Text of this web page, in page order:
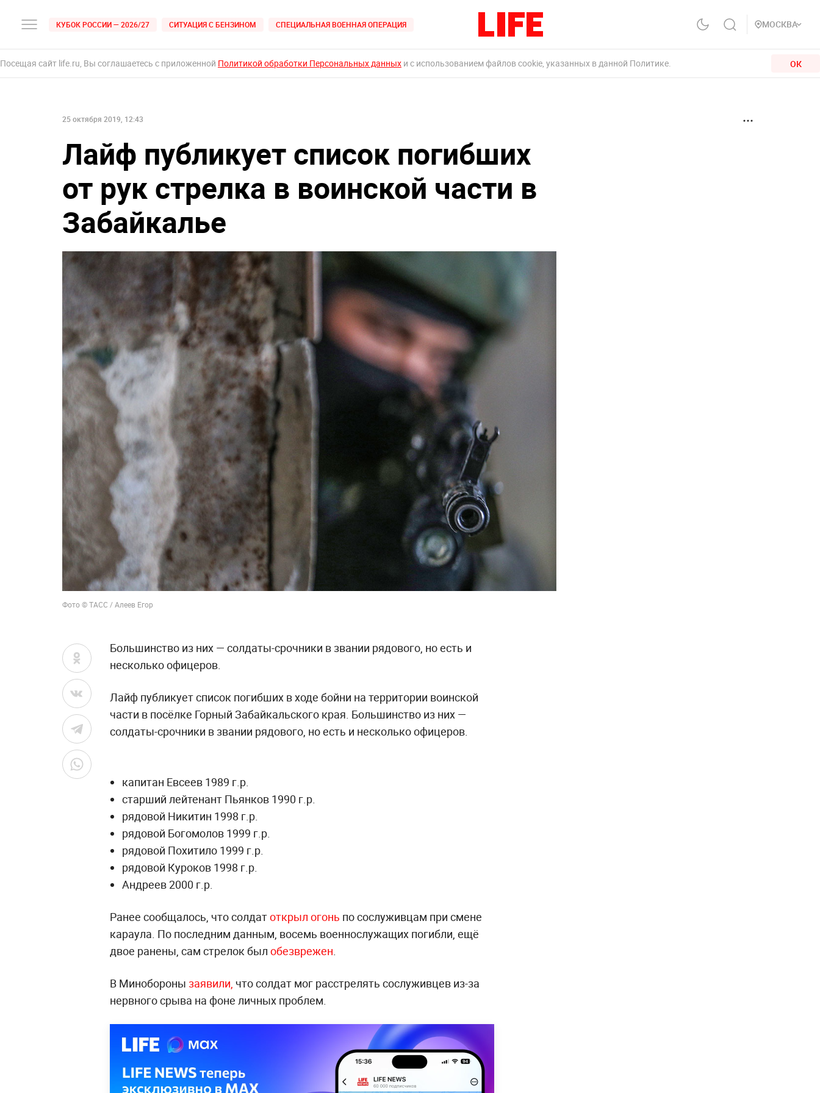
КУБОК РОССИИ — 2026/27 СИТУАЦИЯ С БЕНЗИНОМ СПЕЦИАЛЬНАЯ ВОЕННАЯ ОПЕРАЦИЯ МОСКВА
Посещая сайт life.ru, Вы соглашаетесь с приложенной Политикой обработки Персональных данных и с использованием файлов cookie, указанных в данной Политике. ОК
25 октября 2019, 12:43
Лайф публикует список погибших
от рук стрелка в воинской части в
Забайкалье
Фото © ТАСС / Алеев Егор
Большинство из них — солдаты-срочники в звании рядового, но есть и
несколько офицеров.
Лайф публикует список погибших в ходе бойни на территории воинской
части в посёлке Горный Забайкальского края. Большинство из них —
солдаты-срочники в звании рядового, но есть и несколько офицеров.
капитан Евсеев 1989 г.р.
старший лейтенант Пьянков 1990 г.р.
рядовой Никитин 1998 г.р.
рядовой Богомолов 1999 г.р.
рядовой Похитило 1999 г.р.
рядовой Куроков 1998 г.р.
Андреев 2000 г.р.
Ранее сообщалось, что солдатоткрыл огонь по сослуживцам при смене
караула. По последним данным, восемь военнослужащих погибли, ещё
двое ранены, сам стрелок был обезврежен.
В Минобороны заявили, что солдат мог расстрелять сослуживцев из-за
нервного срыва на фоне личных проблем.